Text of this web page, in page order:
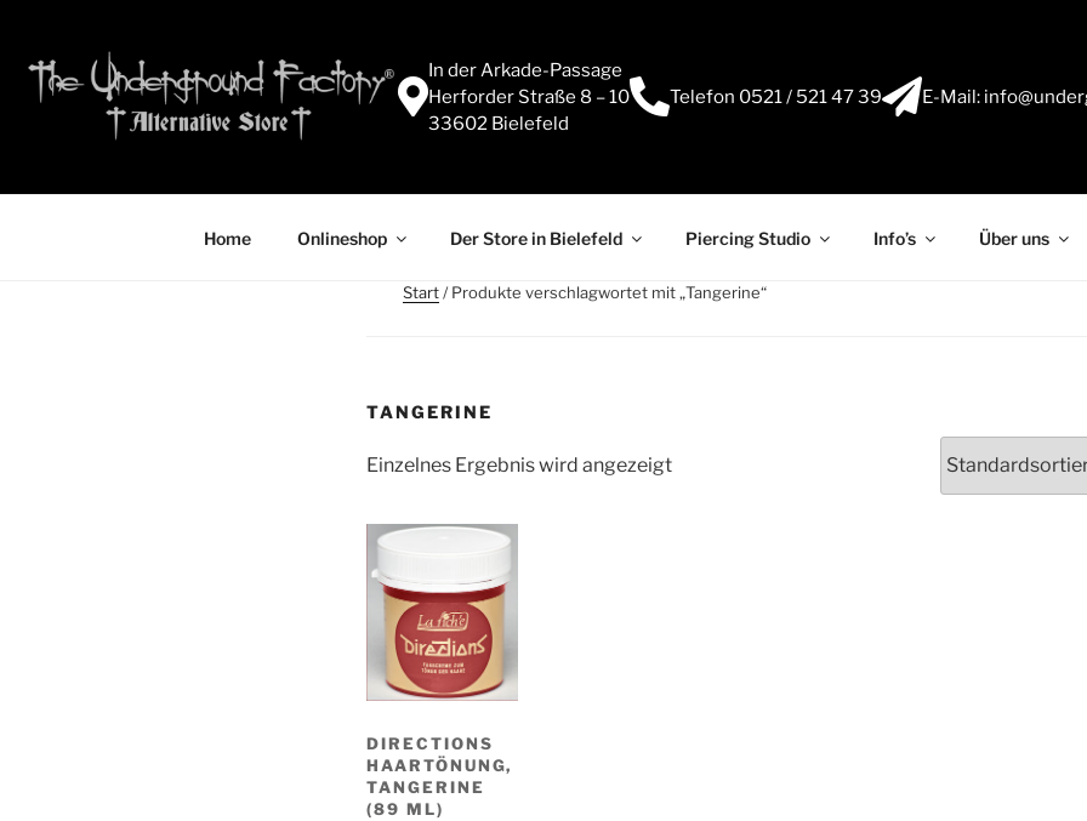
In der Arkade-Passage
Herforder Straße 8 – 10
33602 Bielefeld
Telefon 0521 / 521 47 39 E-Mail:
Home Onlineshop Der Store in Bielefeld Piercing Studio Info’s Über uns
Start/ Produkte verschlagwortet mit „Tangerine“
TANGERINE
Einzelnes Ergebnis wird angezeigt
DIRECTIONS
HAARTÖNUNG,
TANGERINE
(89 ML)